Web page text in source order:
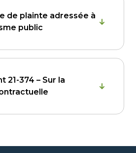
de plainte adressée à
public
21-374 – Sur la